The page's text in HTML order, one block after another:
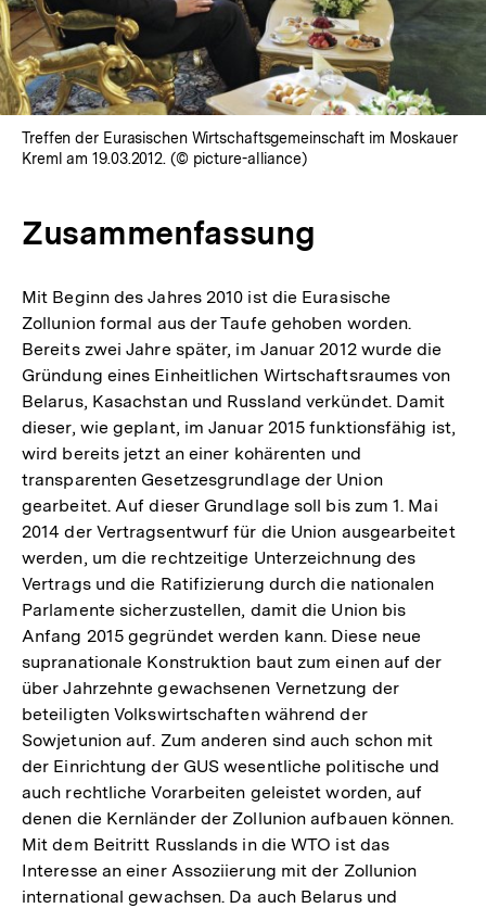
Treffen der Eurasischen Wirtschaftsgemeinschaft im Moskauer
Kreml am 19.03.2012. (© picture-alliance)
Zusammenfassung
Mit Beginn des Jahres 2010 ist die Eurasische
Zollunion formal aus der Taufe gehoben worden.
Bereits zwei Jahre später, im Januar 2012 wurde die
Gründung eines Einheitlichen Wirtschaftsraumes von
Belarus, Kasachstan und Russland verkündet. Damit
dieser, wie geplant, im Januar 2015 funktionsfähig ist,
wird bereits jetzt an einer kohärenten und
transparenten Gesetzesgrundlage der Union
gearbeitet. Auf dieser Grundlage soll bis zum 1. Mai
2014 der Vertragsentwurf für die Union ausgearbeitet
werden, um die rechtzeitige Unterzeichnung des
Vertrags und die Ratifizierung durch die nationalen
Parlamente sicherzustellen, damit die Union bis
Anfang 2015 gegründet werden kann. Diese neue
supranationale Konstruktion baut zum einen auf der
über Jahrzehnte gewachsenen Vernetzung der
beteiligten Volkswirtschaften während der
Sowjetunion auf. Zum anderen sind auch schon mit
der Einrichtung der GUS wesentliche politische und
auch rechtliche Vorarbeiten geleistet worden, auf
denen die Kernländer der Zollunion aufbauen können.
Mit dem Beitritt Russlands in die WTO ist das
Interesse an einer Assoziierung mit der Zollunion
international gewachsen. Da auch Belarus und